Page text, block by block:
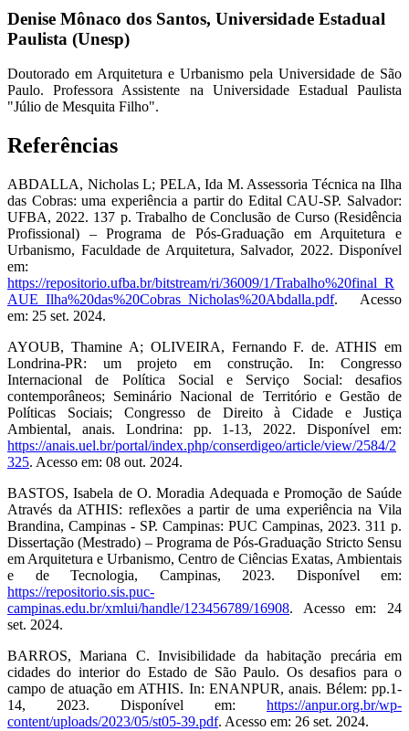
Denise Mônaco dos Santos, Universidade Estadual
Paulista (Unesp)
Doutorado em Arquitetura e Urbanismo pela Universidade de São
Paulo. Professora Assistente na Universidade Estadual Paulista
"Júlio de Mesquita Filho".
Referências
ABDALLA, Nicholas L; PELA, Ida M. Assessoria Técnica na Ilha
das Cobras: uma experiência a partir do Edital CAU-SP. Salvador:
UFBA, 2022. 137 p. Trabalho de Conclusão de Curso (Residência
Profissional) – Programa de Pós-Graduação em Arquitetura e
Urbanismo, Faculdade de Arquitetura, Salvador, 2022. Disponível
em:
https://repositorio.ufba.br/bitstream/ri/36009/1/Trabalho%20final_R
AUE_Ilha%20das%20Cobras_Nicholas%20Abdalla.pdf. Acesso
em: 25 set. 2024.
AYOUB, Thamine A; OLIVEIRA, Fernando F. de. ATHIS em
Londrina-PR: um projeto em construção. In: Congresso
Internacional de Política Social e Serviço Social: desafios
contemporâneos; Seminário Nacional de Território e Gestão de
Políticas Sociais; Congresso de Direito à Cidade e Justiça
Ambiental, anais. Londrina: pp. 1-13, 2022. Disponível em:
https://anais.uel.br/portal/index.php/conserdigeo/article/view/2584/2
325. Acesso em: 08 out. 2024.
BASTOS, Isabela de O. Moradia Adequada e Promoção de Saúde
Através da ATHIS: reflexões a partir de uma experiência na Vila
Brandina, Campinas - SP. Campinas: PUC Campinas, 2023. 311 p.
Dissertação (Mestrado) – Programa de Pós-Graduação Stricto Sensu
em Arquitetura e Urbanismo, Centro de Ciências Exatas, Ambientais
e de Tecnologia, Campinas, 2023. Disponível em:
https://repositorio.sis.puc-
campinas.edu.br/xmlui/handle/123456789/16908. Acesso em: 24
set. 2024.
BARROS, Mariana C. Invisibilidade da habitação precária em
cidades do interior do Estado de São Paulo. Os desafios para o
campo de atuação em ATHIS. In: ENANPUR, anais. Bélem: pp.1-
14, 2023. Disponível em: https://anpur.org.br/wp-
content/uploads/2023/05/st05-39.pdf. Acesso em: 26 set. 2024.